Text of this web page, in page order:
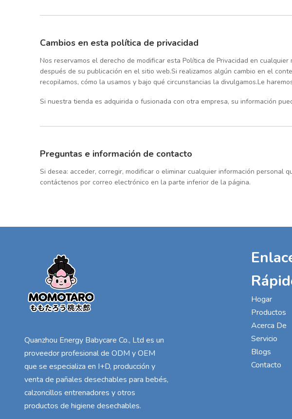
Cambios en esta política de privacidad
Nos reservamos el derecho de modificar esta Política de Privacidad en
después de su publicación en el sitio web.Si realizamos algún cambio en el
recopilamos, cómo la usamos y bajo qué circunstancias la divulgamos.Le
Si nuestra tienda es adquirida o fusionada con otra empresa, su información
Preguntas e información de contacto
Si desea: acceder, corregir, modificar o eliminar cualquier información personal
contáctenos por correo electrónico en la parte inferior de la página.
Quanzhou Energy Babycare Co., Ltd es un
proveedor profesional de ODM y OEM
que se especializa en I+D, producción y
venta de pañales desechables para bebés,
calzoncillos entrenadores y otros
productos de higiene desechables.
Hogar
Productos
Acerca De
Servicio
Blogs
Contacto